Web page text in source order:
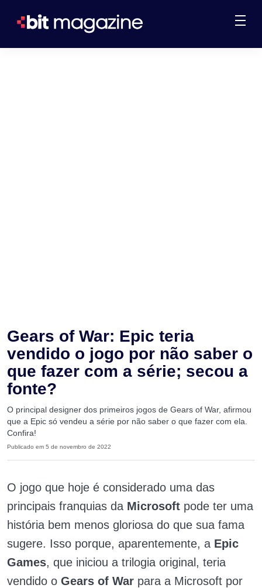
Gears of War: Epic teria
vendido o jogo por não saber o
que fazer com a série; secou a
fonte?
O principal designer dos primeiros jogos de Gears of War, afirmou
que a Epic só vendeu a série por não saber o que fazer com ela.
Confira!
Publicado em 5 de novembro de 2022
O jogo que hoje é considerado uma das
principais franquias da Microsoft pode ter uma
história bem menos gloriosa do que sua fama
sugere. Isso porque, aparentemente, a Epic
Games, que iniciou a trilogia original , teria
vendido o Gears of War para a Microsoft por